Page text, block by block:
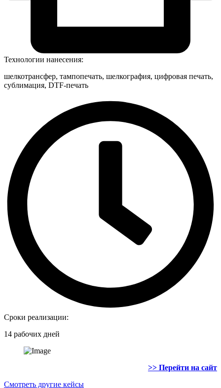
Технологии нанесения:
шелкотрансфер, тампопечать, шелкография, цифровая печать,
сублимация, DTF-печать
Сроки реализации:
14 рабочих дней
>> Перейти на сайт
Смотреть другие кейсы